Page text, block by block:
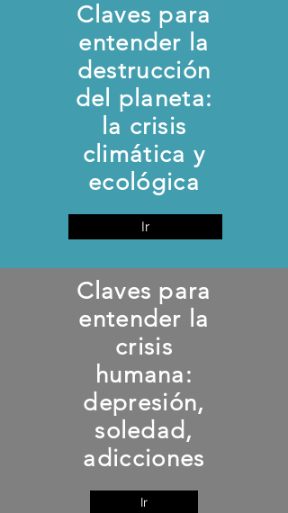
Claves para
entender la
destrucción
del planeta:
la crisis
climática y
ecológica
Ir
Claves para
entender la
crisis
humana:
depresión,
soledad,
adicciones
Ir